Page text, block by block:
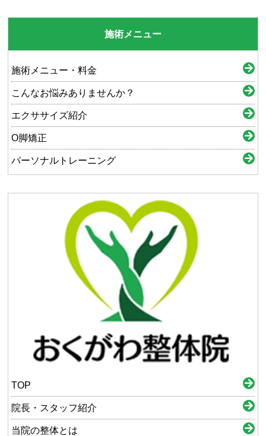
施術メニュー
施術メニュー・料金
こんなお悩みありませんか？
エクササイズ紹介
O脚矯正
パーソナルトレーニング
TOP
院長・スタッフ紹介
当院の整体とは